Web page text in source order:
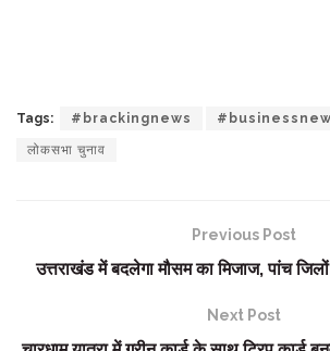
Tags: #brackingnews
लोकसभा चुनाव
Previous Post
उत्तराखंड में बदलेगा मौसम का मिजाज, पांच
Next Post